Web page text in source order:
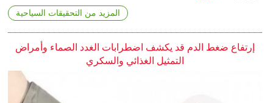
المزيد من التحقيقات السياحية
إرتفاع ضغط الدم قد يكشف اضطرابات الغدد الصماء وأمراض
التمثيل الغذائي والسكري